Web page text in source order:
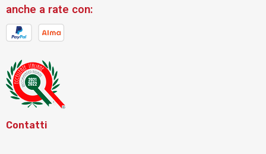
anche a rate con:
Contatti